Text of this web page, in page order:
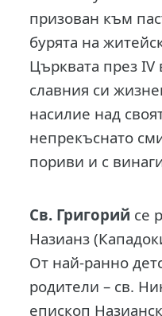
призован към
бурята на
Църквата през
славния си
насилие над
непрекъснато
пориви и с
Св. Григорий се
Назианз
От най-ранно
родители – св.
епископ